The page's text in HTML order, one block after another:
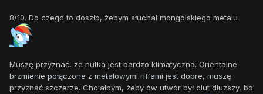
8/10. Do czego to doszło, żebym słuchał mongolskiego metalu
Muszę przyznać, że nutka jest bardzo klimatyczna. Orientalne
brzmienie połączone z metalowymi riffami jest dobre, muszę
przyznać szczerze. Chciałbym, żeby ów utwór był ciut dłuższy, bo